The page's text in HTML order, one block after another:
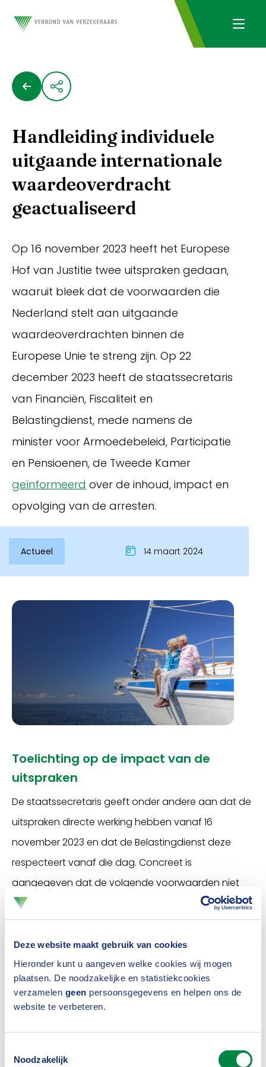
Deze website maakt gebruik van cookies
Hieronder kunt u aangeven welke cookies wij mogen
plaatsen. De noodzakelijke en statistiekcookies
verzamelen geen persoonsgegevens en helpen ons de
website te verbeteren.
Noodzakelijk
Inloggen
Handleiding individuele
uitgaande internationale
waardeoverdracht
geactualiseerd
Op 16 november 2023 heeft het Europese
Hof van Justitie twee uitspraken gedaan,
waaruit bleek dat de voorwaarden die
Nederland stelt aan uitgaande
waardeoverdrachten binnen de
Europese Unie te streng zijn. Op 22
december 2023 heeft de staatssecretaris
van Financiën, Fiscaliteit en
Belastingdienst, mede namens de
minister voor Armoedebeleid, Participatie
en Pensioenen, de Tweede Kamer
geïnformeerd over de inhoud, impact en
opvolging van de arresten.
Actueel 14 maart 2024
Toelichting op de impact van de
uitspraken
De staatssecretaris geeft onder andere aan dat de
uitspraken directe werking hebben vanaf 16
november 2023 en dat de Belastingdienst deze
respecteert vanaf die dag. Concreet is
aangegeven dat de volgende voorwaarden niet
meer gesteld mogen worden:
land niet ruimer mogen zijn dan de
afkoopmogelijkheden op grond van de
Pensioenwet en het verbinden van fiscale
consequenties aan het niet naleven van deze
voorwaarde; en
dat de buitenlandse ontvangende